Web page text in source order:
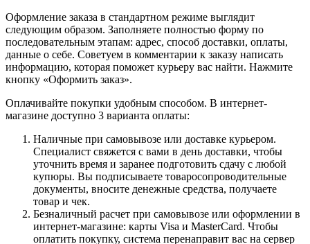
Оформление заказа в стандартном режиме выглядит
следующим образом. Заполняете полностью форму по
последовательным этапам: адрес, способ доставки, оплаты,
данные о себе. Советуем в комментарии к заказу написать
информацию, которая поможет курьеру вас найти. Нажмите
кнопку «Оформить заказ».
Оплачивайте покупки удобным способом. В интернет-
магазине доступно 3 варианта оплаты:
Наличные при самовывозе или доставке курьером.
Специалист свяжется с вами в день доставки, чтобы
уточнить время и заранее подготовить сдачу с любой
купюры. Вы подписываете товаросопроводительные
документы, вносите денежные средства, получаете
товар и чек.
Безналичный расчет при самовывозе или оформлении в
интернет-магазине: карты Visa и MasterCard. Чтобы
оплатить покупку, система перенаправит вас на сервер